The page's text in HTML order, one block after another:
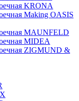
KRONA
Making OASIS
MAUNFELD
MIDEA
ZIGMUND &